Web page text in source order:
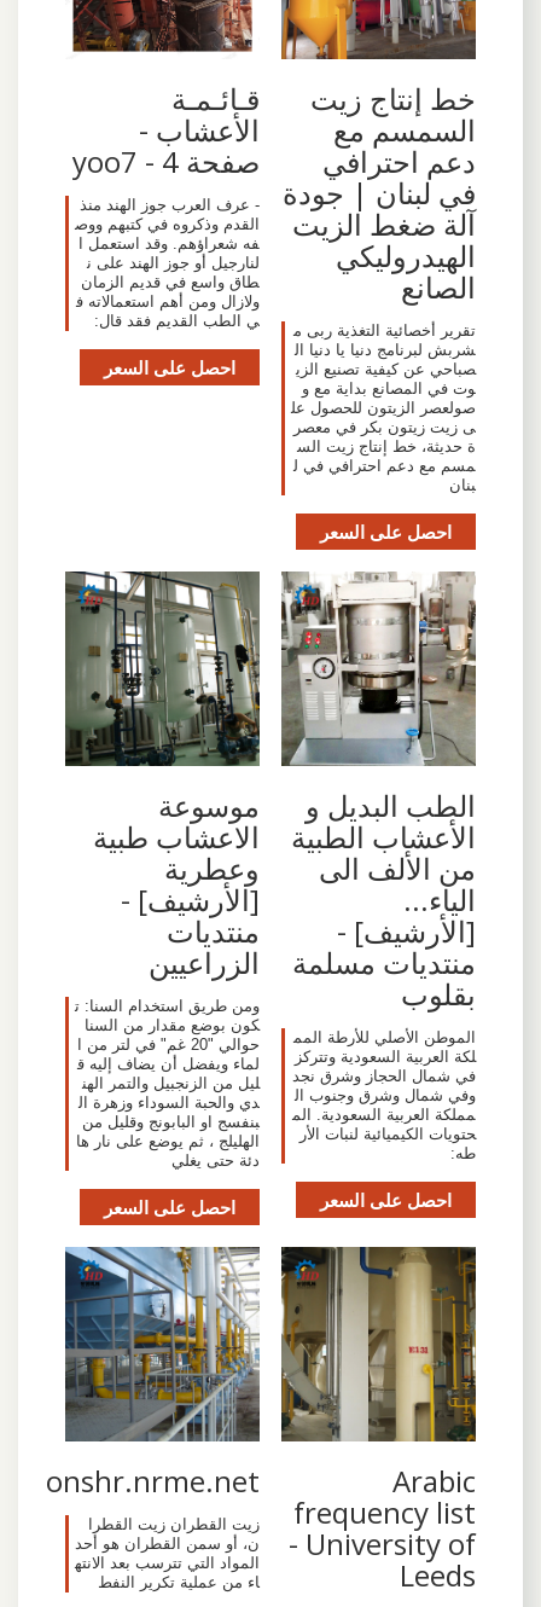
خط إنتاج زيت
السمسم مع
دعم احترافي
في لبنان | جودة
آلة ضغط الزيت
الهيدروليكي
الصانع
تقرير أخصائية التغذية ربى م
شربش لبرنامج دنيا يا دنيا ال
صباحي عن كيفية تصنيع الزي
وت في المصانع بداية مع و
صولعصر الزيتون للحصول عل
ى زيت زيتون بكر في معصر
ة حديثة، خط إنتاج زيت الس
مسم مع دعم احترافي في ل
بنان
احصل على السعر
قـائـمـة
الأعشاب -
صفحة 4 - yoo7
- عرف العرب جوز الهند منذ
القدم وذكروه في كتبهم ووص
فه شعراؤهم. وقد استعمل ا
لنارجيل أو جوز الهند على ن
طاق واسع في قديم الزمان
ولازال ومن أهم استعمالاته ف
ي الطب القديم فقد قال:
احصل على السعر
الطب البديل و
الأعشاب الطبية
من الألف الى
الياء...
[الأرشيف] -
منتديات مسلمة
بقلوب
الموطن الأصلي للأرطة المم
لكة العربية السعودية وتتركز
في شمال الحجاز وشرق نجد
وفي شمال وشرق وجنوب ال
مملكة العربية السعودية. الم
حتويات الكيميائية لنبات الأر
طه:
احصل على السعر
موسوعة
الاعشاب طبية
وعطرية
[الأرشيف] -
منتديات
الزراعيين
ومن طريق استخدام السنا: ت
كون بوضع مقدار من السنا
حوالي "20 غم" في لتر من ا
لماء ويفضل أن يضاف إليه ق
ليل من الزنجبيل والتمر الهن
دي والحبة السوداء وزهرة ال
بنفسج او البابونج وقليل من
الهليلج ، ثم يوضع على نار ها
دئة حتى يغلي
احصل على السعر
Arabic
frequency list
- University of
Leeds
onshr.nrme.net
زيت القطران زيت القطرا
ن، أو سمن القطران هو أحد
المواد التي تترسب بعد الانته
اء من عملية تكرير النفط